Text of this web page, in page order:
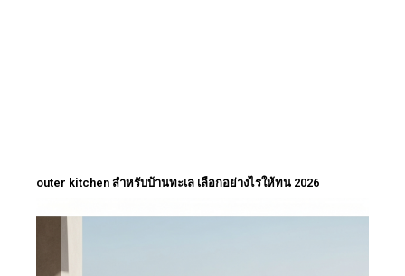
outer kitchen สำหรับบ้านทะเล เลือกอย่างไรให้ทน 2026